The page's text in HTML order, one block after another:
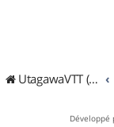
UtagawaVTT (Randos VTT et VTTAE avec traces GPS)
Développé